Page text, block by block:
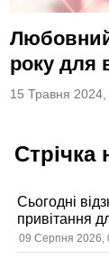
року для
15 Травня 2024,
Стрічка
Сьогодні
привітання
09 Серпня 2026,